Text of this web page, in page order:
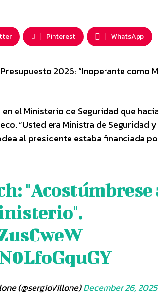
Pinterest WhatsApp
2026: “Inoperante como
el Ministerio de Seguridad que
“Usted era Ministra de Seguridad
al presidente estaba financiada
"Acostúmbrese
(@sergioVillone)December 26, 2025